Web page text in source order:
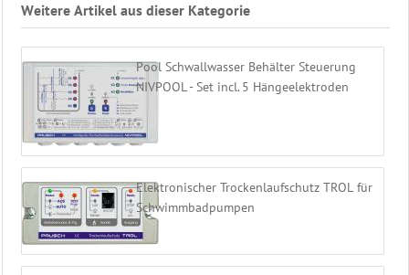
Weitere Artikel aus dieser Kategorie
Pool Schwallwasser Behälter Steuerung
NIVPOOL - Set incl. 5 Hängeelektroden
Elektronischer Trockenlaufschutz TROL für
Schwimmbadpumpen